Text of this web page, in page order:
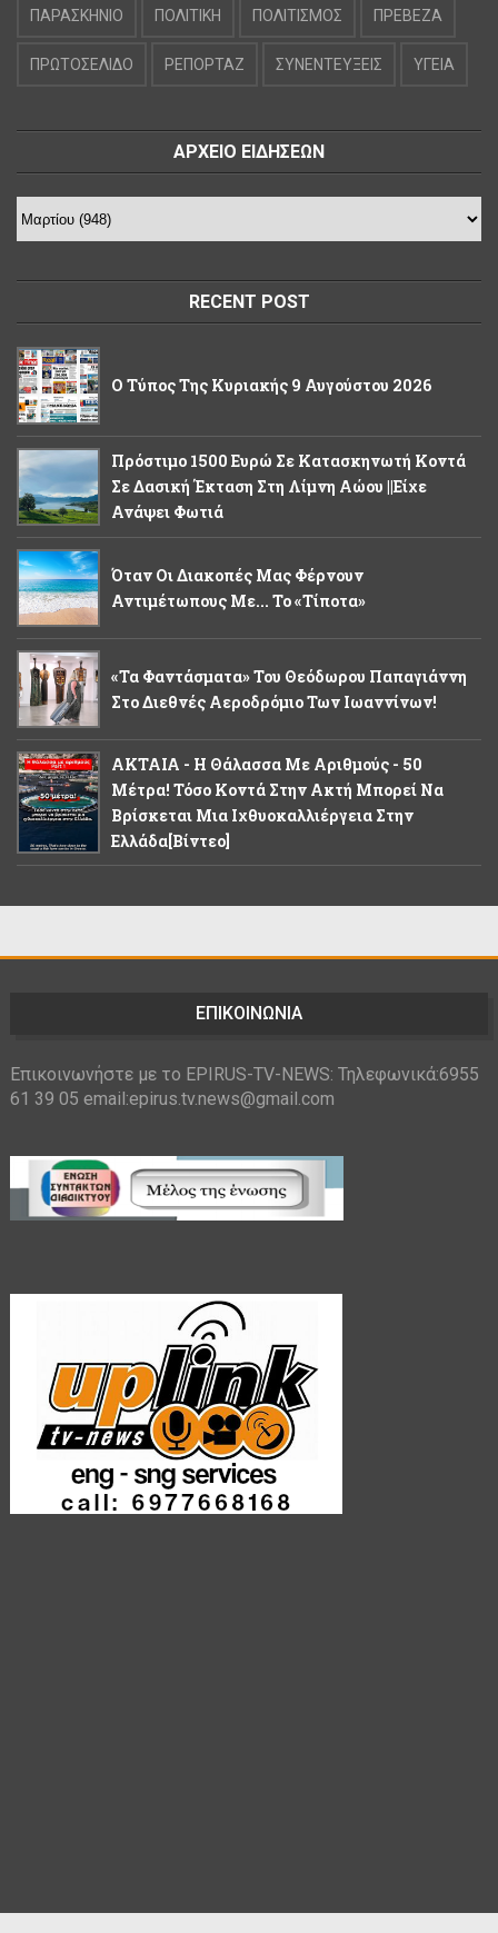
ΠΑΡΑΣΚΗΝΙΟ ΠΟΛΙΤΙΚΗ ΠΟΛΙΤΙΣΜΟΣ ΠΡΕΒΕΖΑ
ΠΡΩΤΟΣΕΛΙΔΟ ΡΕΠΟΡΤΑΖ ΣΥΝΕΝΤΕΥΞΕΙΣ ΥΓΕΙΑ
ΑΡΧΕΙΟ ΕΙΔΗΣΕΩΝ
RECENT POST
Ο Τύπος Της Κυριακής 9 Αυγούστου 2026
Πρόστιμο 1500 Ευρώ Σε Κατασκηνωτή Κοντά
Σε Δασική Έκταση Στη Λίμνη Αώου ||Είχε
Ανάψει Φωτιά
Όταν Οι Διακοπές Μας Φέρνουν
Αντιμέτωπους Με... Το «τίποτα»
«Τα Φαντάσματα» Του Θεόδωρου Παπαγιάννη
Στο Διεθνές Αεροδρόμιο Των Ιωαννίνων!
ΑΚΤΑΙΑ - Η Θάλασσα Με Αριθμούς - 50
Μέτρα! Τόσο Κοντά Στην Ακτή Μπορεί Να
Βρίσκεται Μια Ιχθυοκαλλιέργεια Στην
Ελλάδα[βίντεο]
ΕΠΙΚΟΙΝΩΝΙΑ
Επικοινωνήστε με το EPIRUS-TV-NEWS: Τηλεφωνικά:6955
61 39 05 email:epirus.tv.news@gmail.com